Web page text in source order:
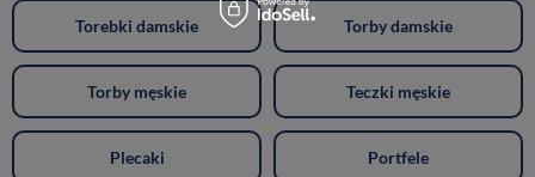
Torebki damskie Torby damskie
Torby męskie Teczki męskie
Plecaki Portfele